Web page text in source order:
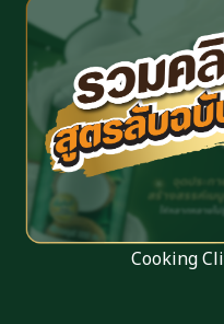
Cooking